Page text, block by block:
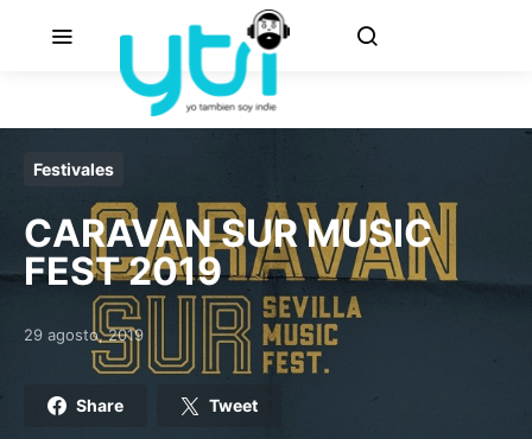
Festivales
CARAVAN SUR MUSIC
FEST 2019
Posted on
29 agosto, 2019
Share Tweet